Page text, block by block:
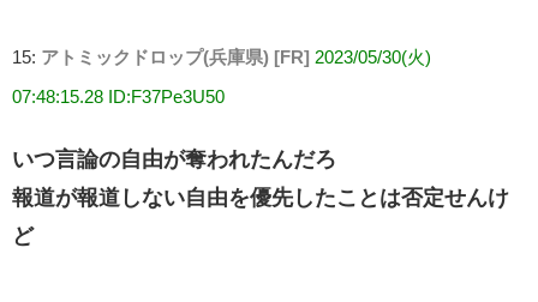
15: アトミックドロップ(兵庫県) [FR] 2023/05/30(火)
07:48:15.28 ID:F37Pe3U50
いつ言論の自由が奪われたんだろ
報道が報道しない自由を優先したことは否定せんけ
ど